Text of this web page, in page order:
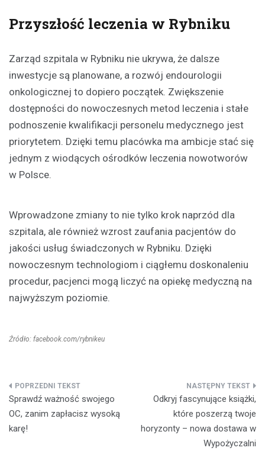
Przyszłość leczenia w Rybniku
Zarząd szpitala w Rybniku nie ukrywa, że dalsze
inwestycje są planowane, a rozwój endourologii
onkologicznej to dopiero początek. Zwiększenie
dostępności do nowoczesnych metod leczenia i stałe
podnoszenie kwalifikacji personelu medycznego jest
priorytetem. Dzięki temu placówka ma ambicje stać się
jednym z wiodących ośrodków leczenia nowotworów
w Polsce.
Wprowadzone zmiany to nie tylko krok naprzód dla
szpitala, ale również wzrost zaufania pacjentów do
jakości usług świadczonych w Rybniku. Dzięki
nowoczesnym technologiom i ciągłemu doskonaleniu
procedur, pacjenci mogą liczyć na opiekę medyczną na
najwyższym poziomie.
Źródło: facebook.com/rybnikeu
Nawigacja
wpisu
Sprawdź ważność swojego
OC, zanim zapłacisz wysoką
karę!
Odkryj fascynujące książki,
które poszerzą twoje
horyzonty – nowa dostawa w
Wypożyczalni